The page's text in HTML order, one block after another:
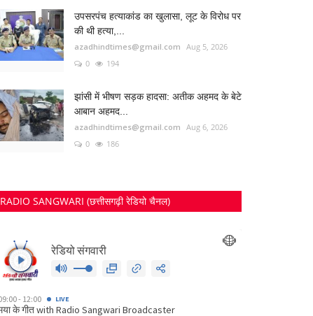
उपसरपंच हत्याकांड का खुलासा, लूट के विरोध पर
की थी हत्या,...
azadhindtimes@gmail.com Aug 5, 2026
0
194
झांसी में भीषण सड़क हादसा: अतीक अहमद के बेटे
आबान अहमद...
azadhindtimes@gmail.com Aug 6, 2026
0
186
RADIO SANGWARI (छत्तीसगढ़ी रेडियो चैनल)